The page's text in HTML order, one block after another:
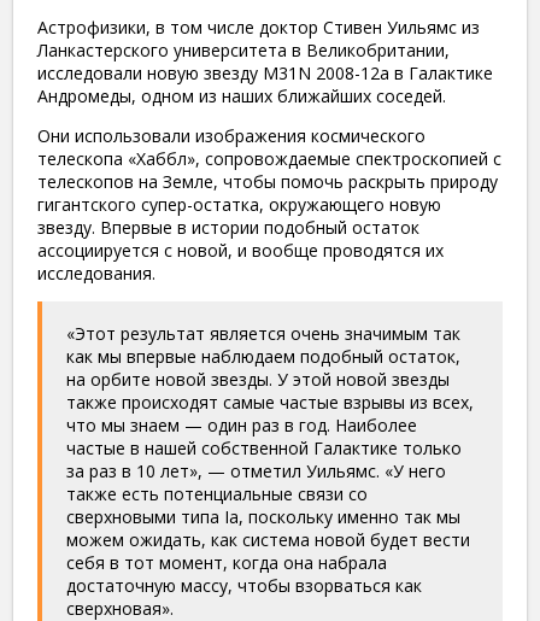
Астрофизики, в том числе доктор Стивен Уильямс из
Ланкастерского университета в Великобритании,
исследовали новую звезду M31N 2008-12a в Галактике
Андромеды, одном из наших ближайших соседей.
Они использовали изображения космического
телескопа «Хаббл», сопровождаемые спектроскопией с
телескопов на Земле, чтобы помочь раскрыть природу
гигантского супер-остатка, окружающего новую
звезду. Впервые в истории подобный остаток
ассоциируется с новой, и вообще проводятся их
исследования.
«Этот результат является очень значимым так
как мы впервые наблюдаем подобный остаток,
на орбите новой звезды. У этой новой звезды
также происходят самые частые взрывы из всех,
что мы знаем — один раз в год. Наиболее
частые в нашей собственной Галактике только
за раз в 10 лет», — отметил Уильямс. «У него
также есть потенциальные связи со
сверхновыми типа Ia, поскольку именно так мы
можем ожидать, как система новой будет вести
себя в тот момент, когда она набрала
достаточную массу, чтобы взорваться как
сверхновая».